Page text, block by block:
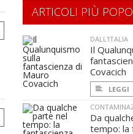
ARTICOLI PIÙ
DALL'ITALIA
Il
Covacich
LEGGI
Da
tempo: la